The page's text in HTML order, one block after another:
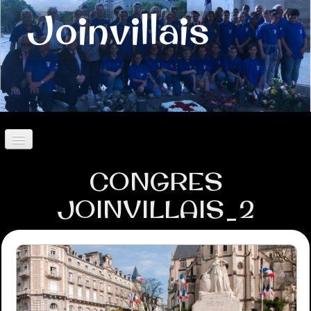
Joinvillais
Présentation
Historique
Histoire des Joinvillais
Valeurs
CONGRES
JOINVILLAIS_2